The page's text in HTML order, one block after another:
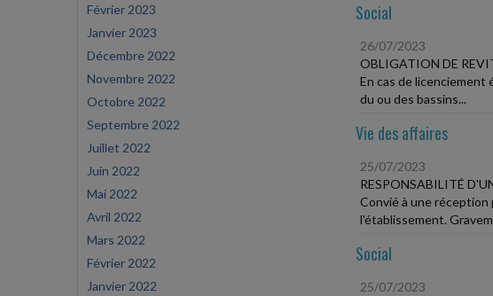
Février 2023
Janvier 2023
Décembre 2022
Novembre 2022
Octobre 2022
Septembre 2022
Juillet 2022
Juin 2022
Mai 2022
Avril 2022
Mars 2022
Février 2022
Janvier 2022
Social
26/07/2023
OBLIGATION DE
En cas de
du ou des bassins...
Vie des affaires
25/07/2023
RESPONSABILITÉ
Convié à une réception
l'établissement.
Social
25/07/2023